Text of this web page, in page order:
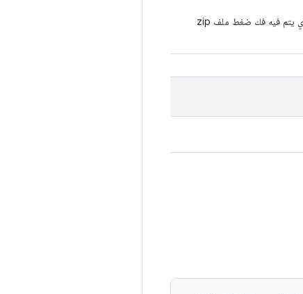
عرض المسار الأساسي للمجلد الوهمي غير المضغوط سيكون هذا بديلاً للمجلد الجذر الذي يتم فيه فك ضغط ملف zip